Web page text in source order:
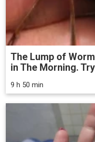
The Lump of
in The Morning.
9 h 50 min